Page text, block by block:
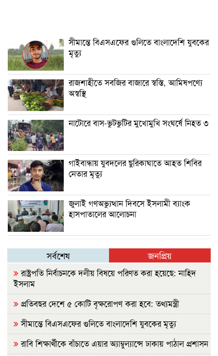
সীমান্তে বিএসএফের গুলিতে বাংলাদেশি যুবকের
মৃত্যু
রাজশাহীতে সবজির বাজারে স্বস্তি, আমিষপণ্যে
অস্বস্থি
নাটোরে বাস-ভুটভুটির মুখোমুখি সংঘর্ষে নিহত ৩
গাইবান্ধায় যুবদলের ছুরিকাঘাতে আহত শিবির
নেতার মৃত্যু
জুলাই গণঅভ্যুত্থান দিবসে ইসলামী ব্যাংক
হাসপাতালের আলোচনা
সর্বশেষ জনপ্রিয়
রাষ্ট্রপতি নির্বাচনকে দলীয় বিষয়ে পরিণত করা হয়েছে: নাহিদ
ইসলাম
প্রতিবছর দেশে ৫ কোটি বৃক্ষরোপণ করা হবে: তথ্যমন্ত্রী
সীমান্তে বিএসএফের গুলিতে বাংলাদেশি যুবকের মৃত্যু
রাবি শিক্ষার্থীকে বাঁচাতে এয়ার অ্যাম্বুল্যান্সে ঢাকায় পাঠাল প্রশাসন